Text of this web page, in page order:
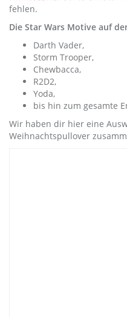
fehlen.
Die Star Wars Motive auf
Darth Vader,
Storm Trooper,
Chewbacca,
R2D2,
Yoda,
bis hin zum gesamte
Wir haben dir hier eine
Weihnachtspullover